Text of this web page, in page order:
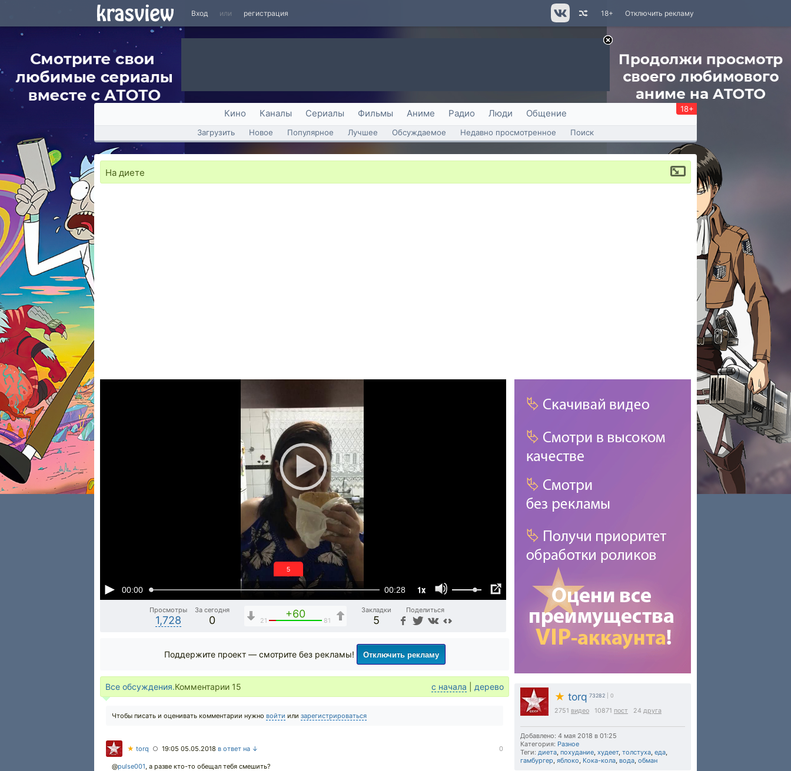
Вход или регистрация Отключить рекламу
18+
Кино Каналы Сериалы Фильмы Аниме Радио Люди Общение 18+
Загрузить Новое Популярное Лучшее Обсуждаемое Недавно просмотренное Поиск
На диете
00:00 00:28 1x
4
Просмотры
1,728
За сегодня
0
+60
21 81
Закладки
5
Поделиться
★ torq 73282 | 0
2751 видео 10871 пост 24 друга
Добавлено: 4 мая 2018 в 01:25
Категория: Разное
Теги: диета, похудание, худеет, толстуха, еда,
гамбургер, яблоко, Кока-кола, вода, обман
Поддержите проект — смотрите без рекламы! Отключить рекламу
Все обсуждения.Комментарии 15 с начала дерево
Чтобы писать и оценивать комментарии нужно войти или зарегистрироваться
★ torq ○ 19:05 05.05.2018 в ответ на ↓ 0
@pulse001, а разве кто-то обещал тебя смешить?